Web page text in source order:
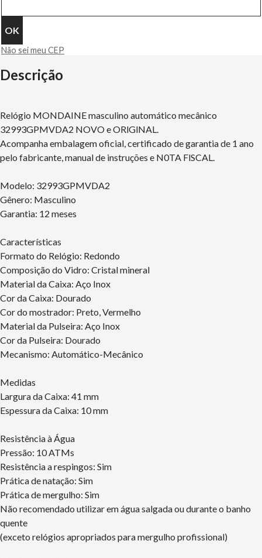
Não sei meu CEP
Descrição
Relógio MONDAINE masculino automático mecânico
32993GPMVDA2 NOVO e ORlGlNAL.
Acompanha embalagem oficial, certificado de garantia de 1 ano
pelo fabricante, manual de instruções e N0TA FlSCAL.
Modelo: 32993GPMVDA2
Gênero: Masculino
Garantia: 12 meses
Características
Formato do Relógio: Redondo
Composição do Vidro: Cristal mineral
Material da Caixa: Aço Inox
Cor da Caixa: Dourado
Cor do mostrador: Preto, Vermelho
Material da Pulseira: Aço Inox
Cor da Pulseira: Dourado
Mecanismo: Automático-Mecânico
Medidas
Largura da Caixa: 41 mm
Espessura da Caixa: 10 mm
Resistência à Água
Pressão: 10 ATMs
Resistência a respingos: Sim
Prática de natação: Sim
Prática de mergulho: Sim
Não recomendado utilizar em água salgada ou durante o banho
quente
(exceto relógios apropriados para mergulho profissional)